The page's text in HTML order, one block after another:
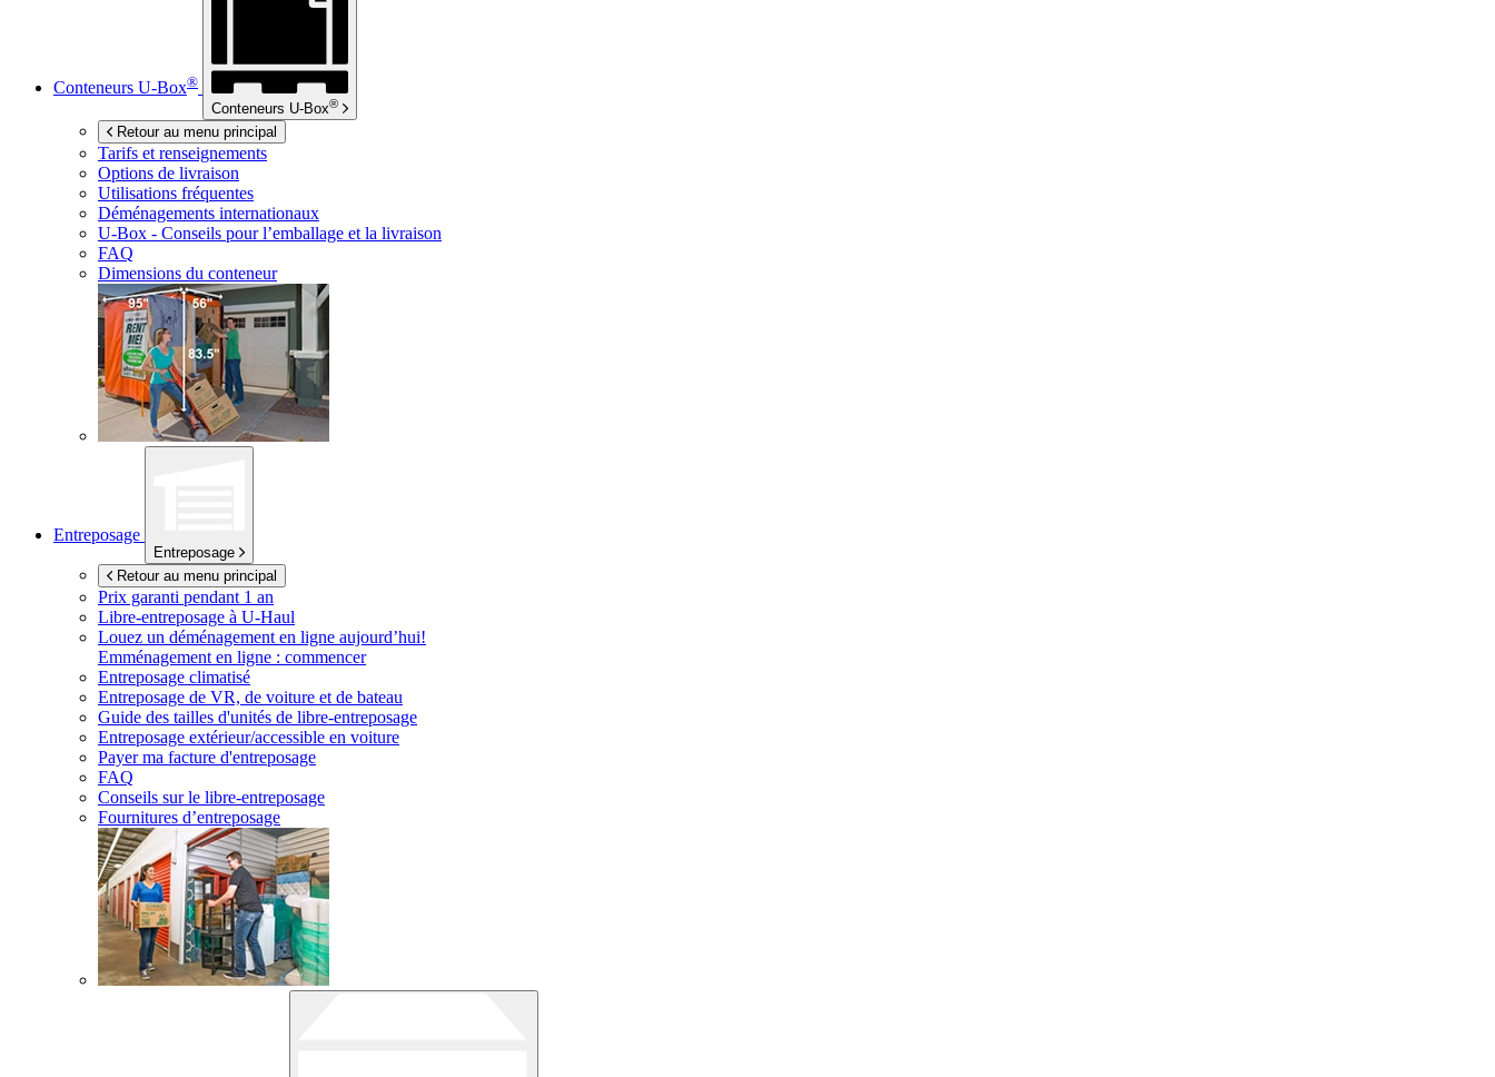
Conteneurs U-Box®
Conteneurs U-Box®
Retour au menu principal
Tarifs et renseignements
Options de livraison
Utilisations fréquentes
Déménagements internationaux
U-Box - Conseils pour l’emballage et la livraison
FAQ
Dimensions du conteneur
Entreposage
Entreposage
Retour au menu principal
Prix garanti pendant 1 an
Libre-entreposage à U-Haul
Louez un déménagement en ligne aujourd’hui!
Emménagement en ligne : commencer
Entreposage climatisé
Entreposage de VR, de voiture et de bateau
Guide des tailles d'unités de libre-entreposage
Entreposage extérieur/accessible en voiture
Payer ma facture d'entreposage
FAQ
Conseils sur le libre-entreposage
Fournitures d’entreposage